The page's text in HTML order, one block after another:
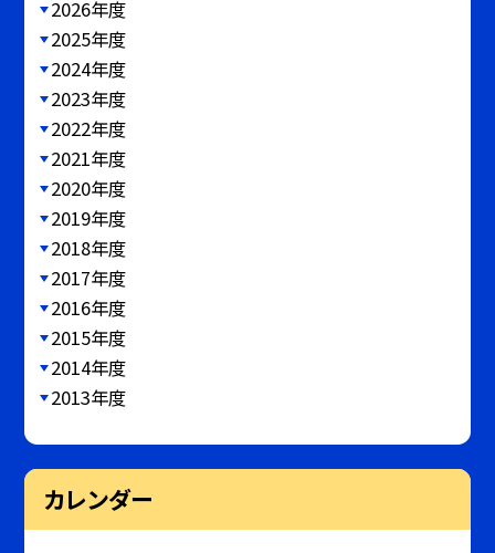
2026年度
2025年度
2024年度
2023年度
2022年度
2021年度
2020年度
2019年度
2018年度
2017年度
2016年度
2015年度
2014年度
2013年度
カレンダー